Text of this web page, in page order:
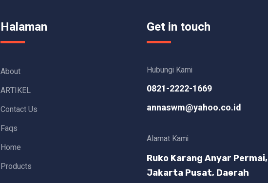
Halaman
About
ARTIKEL
Contact Us
Faqs
Home
Products
Get in touch
Hubungi Kami
0821-2222-1669
annaswm@yahoo.co.id
Alamat Kami
Ruko Karang Anyar Permai,
Jakarta Pusat, Daerah